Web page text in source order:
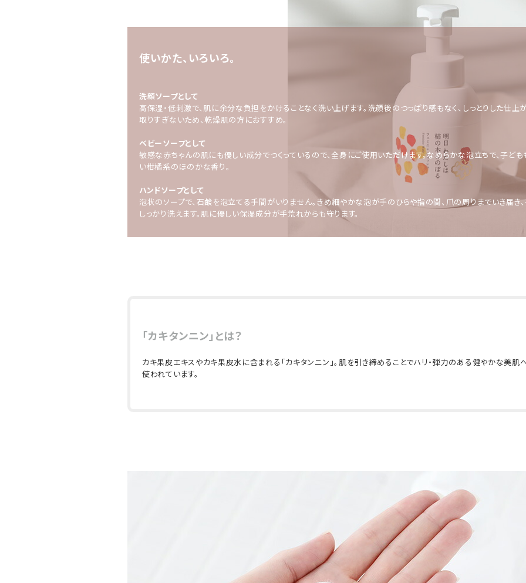
使いかた、いろいろ。
洗顔ソープとして
高保湿・低刺激で、肌に余分な負担をかけることなく洗い上げます。洗顔後のつっぱり感もなく、しっとりした仕上
取りすぎないため、乾燥肌の方におすすめ。
ベビーソープとして
敏感な赤ちゃんの肌にも優しい成分でつくっているので、全身にご使用いただけます。なめらかな泡立ちで、子ど
い柑橘系のほのかな香り。
ハンドソープとして
泡状のソープで、石鹸を泡立てる手間がいりません。きめ細やかな泡が手のひらや指の間、爪の周りまでいき届き
しっかり洗えます。肌に優しい保湿成分が手荒れからも守ります。
「カキタンニン」とは？
カキ果皮エキスやカキ果皮水に含まれる「カキタンニン」。肌を引き締めることでハリ・弾力のある健やかな美肌
使われています。